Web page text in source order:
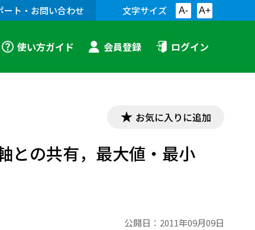
ート・お問い合わせ 文字サイズ A- A+
使い方ガイド 会員登録 ログイン
お気に入りに追加
との共有，最大値・最小
公開日： 2011年09月09日